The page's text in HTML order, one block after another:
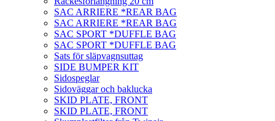
SAC ARRIERE *REAR BAG
SAC ARRIERE *REAR BAG
SAC SPORT *DUFFLE BAG
SAC SPORT *DUFFLE BAG
Sats för släpvagnsuttag
SIDE BUMPER KIT
Sidospeglar
Sidoväggar och baklucka
SKID PLATE, FRONT
SKID PLATE, FRONT